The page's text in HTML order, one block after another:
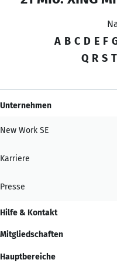
A B C D E F
Q R S T
Unternehmen
New Work SE
Karriere
Presse
Hilfe & Kontakt
Mitgliedschaften
Hauptbereiche